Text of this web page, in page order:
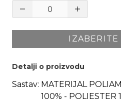
Detalji o proizvodu
Sastav: MATERIJAL
100% - POLIESTER